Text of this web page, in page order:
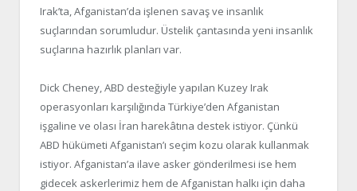
Irak’ta, Afganistan’da işlenen savaş ve insanlık
suçlarından sorumludur. Üstelik çantasında yeni insanlık
suçlarına hazırlık planları var.
Dick Cheney, ABD desteğiyle yapılan Kuzey Irak
operasyonları karşılığında Türkiye’den Afganistan
işgaline ve olası İran harekâtına destek istiyor. Çünkü
ABD hükümeti Afganistan’ı seçim kozu olarak kullanmak
istiyor. Afganistan’a ilave asker gönderilmesi ise hem
gidecek askerlerimiz hem de Afganistan halkı için daha